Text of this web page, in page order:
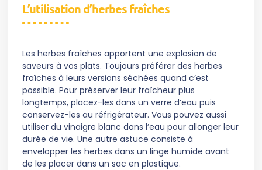
L’utilisation d’herbes fraîches
Les herbes fraîches apportent une explosion de
saveurs à vos plats. Toujours préférer des herbes
fraîches à leurs versions séchées quand c’est
possible. Pour préserver leur fraîcheur plus
longtemps, placez-les dans un verre d’eau puis
conservez-les au réfrigérateur. Vous pouvez aussi
utiliser du vinaigre blanc dans l’eau pour allonger leur
durée de vie. Une autre astuce consiste à
envelopper les herbes dans un linge humide avant
de les placer dans un sac en plastique.